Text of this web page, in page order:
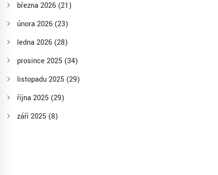
března 2026 (21)
února 2026 (23)
ledna 2026 (28)
prosince 2025 (34)
listopadu 2025 (29)
října 2025 (29)
září 2025 (8)